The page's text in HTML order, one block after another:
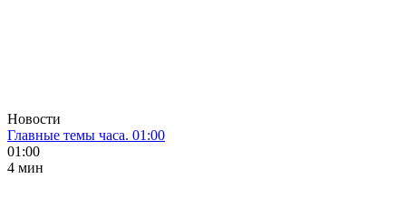
Новости
Главные темы часа. 01:00
01:00
4 мин